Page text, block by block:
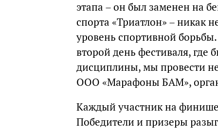
этапа – он был заменен на
спорта «Триатлон» – никак
уровень спортивной
второй день фестиваля, где
дисциплины, мы провести
ООО «Марафоны БАМ»,
Каждый участник на
Победители и призеры